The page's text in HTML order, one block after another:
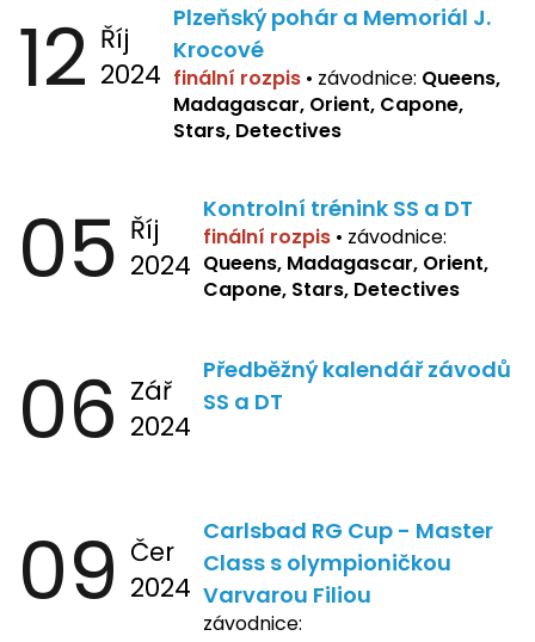
12 Říj
2024
Plzeňský pohár a Memoriál J.
Krocové
finální rozpis • závodnice: Queens,
Madagascar, Orient, Capone,
Stars, Detectives
05 Říj
2024
Kontrolní trénink SS a DT
finální rozpis • závodnice:
Queens, Madagascar, Orient,
Capone, Stars, Detectives
06 Zář
2024
Předběžný kalendář závodů
SS a DT
09 Čer
2024
Carlsbad RG Cup - Master
Class s olympioničkou
Varvarou Filiou
závodnice: